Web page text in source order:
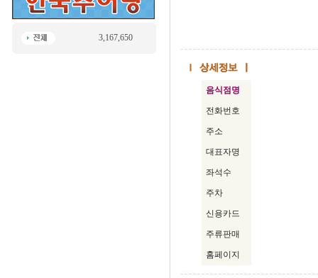
3,167,650
음식점명
전화번호
주소
대표자명
좌석수
주차
신용카드
주류판매
홈페이지